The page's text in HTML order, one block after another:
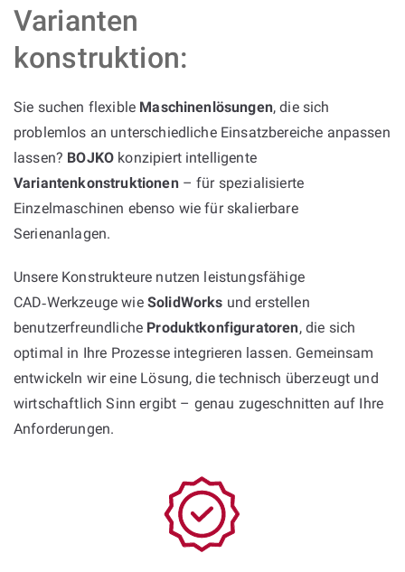
Varianten
konstruktion:
Sie suchen flexible Maschinenlösungen, die sich
problemlos an unterschiedliche Einsatzbereiche anpassen
lassen? BOJKO konzipiert intelligente
Variantenkonstruktionen– für spezialisierte
Einzelmaschinen ebenso wie für skalierbare
Serienanlagen.
Unsere Konstrukteure nutzen leistungsfähige
CAD‑Werkzeuge wie SolidWorks und erstellen
benutzerfreundliche Produktkonfiguratoren, die sich
optimal in Ihre Prozesse integrieren lassen. Gemeinsam
entwickeln wir eine Lösung, die technisch überzeugt und
wirtschaftlich Sinn ergibt – genau zugeschnitten auf Ihre
Anforderungen.